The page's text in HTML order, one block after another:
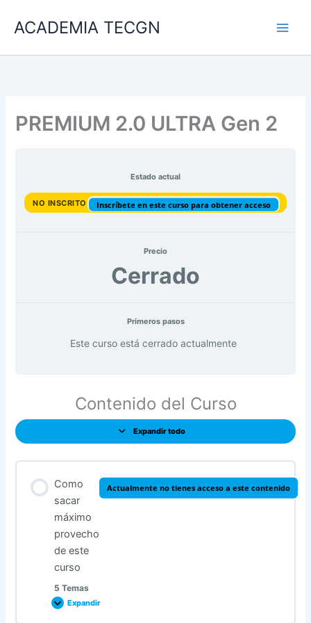
ACADEMIA TECGN
PREMIUM 2.0 ULTRA Gen 2
Estado actual
NO INSCRITO Inscríbete en este curso para obtener acceso
Precio
Cerrado
Primeros pasos
Este curso está cerrado actualmente
Contenido del Curso
Expandir todo
Lecciones
Como
sacar
máximo
provecho
de este
curso
5 Temas
Actualmente no tienes acceso a este contenido
Expandir
Como